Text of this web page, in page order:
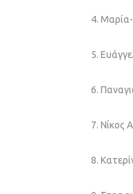
4.
5.
6.
7. Νίκος
8.